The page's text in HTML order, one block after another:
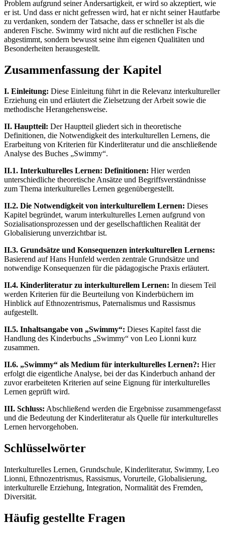
Problem aufgrund seiner Andersartigkeit, er wird so akzeptiert, wie
er ist. Und dass er nicht gefressen wird, hat er nicht seiner Hautfarbe
zu verdanken, sondern der Tatsache, dass er schneller ist als die
anderen Fische. Swimmy wird nicht auf die restlichen Fische
abgestimmt, sondern bewusst seine ihm eigenen Qualitäten und
Besonderheiten herausgestellt.
Zusammenfassung der Kapitel
I. Einleitung: Diese Einleitung führt in die Relevanz interkultureller
Erziehung ein und erläutert die Zielsetzung der Arbeit sowie die
methodische Herangehensweise.
II. Hauptteil: Der Hauptteil gliedert sich in theoretische
Definitionen, die Notwendigkeit des interkulturellen Lernens, die
Erarbeitung von Kriterien für Kinderliteratur und die anschließende
Analyse des Buches „Swimmy“.
II.1. Interkulturelles Lernen: Definitionen: Hier werden
unterschiedliche theoretische Ansätze und Begriffsverständnisse
zum Thema interkulturelles Lernen gegenübergestellt.
II.2. Die Notwendigkeit von interkulturellem Lernen: Dieses
Kapitel begründet, warum interkulturelles Lernen aufgrund von
Sozialisationsprozessen und der gesellschaftlichen Realität der
Globalisierung unverzichtbar ist.
II.3. Grundsätze und Konsequenzen interkulturellen Lernens:
Basierend auf Hans Hunfeld werden zentrale Grundsätze und
notwendige Konsequenzen für die pädagogische Praxis erläutert.
II.4. Kinderliteratur zu interkulturellem Lernen: In diesem Teil
werden Kriterien für die Beurteilung von Kinderbüchern im
Hinblick auf Ethnozentrismus, Paternalismus und Rassismus
aufgestellt.
II.5. Inhaltsangabe von „Swimmy“: Dieses Kapitel fasst die
Handlung des Kinderbuchs „Swimmy“ von Leo Lionni kurz
zusammen.
II.6. „Swimmy“ als Medium für interkulturelles Lernen?: Hier
erfolgt die eigentliche Analyse, bei der das Kinderbuch anhand der
zuvor erarbeiteten Kriterien auf seine Eignung für interkulturelles
Lernen geprüft wird.
III. Schluss: Abschließend werden die Ergebnisse zusammengefasst
und die Bedeutung der Kinderliteratur als Quelle für interkulturelles
Lernen hervorgehoben.
Schlüsselwörter
Interkulturelles Lernen, Grundschule, Kinderliteratur, Swimmy, Leo
Lionni, Ethnozentrismus, Rassismus, Vorurteile, Globalisierung,
interkulturelle Erziehung, Integration, Normalität des Fremden,
Diversität.
Häufig gestellte Fragen